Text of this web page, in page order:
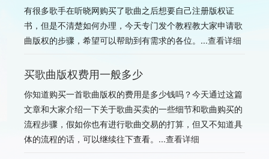
有很多歌手在听晓网购买了歌曲之后想要自己注册版权证
书，但是不清楚如何办理，今天专门发个教程教大家申请歌
曲版权的步骤，希望可以帮助到有需求的各位。...查看详细
买歌曲版权费用一般多少
你知道购买一首歌曲版权的费用是多少钱吗？今天通过这篇
文章和大家介绍一下关于歌曲买卖的一些细节和歌曲购买的
流程步骤，假如你也有进行歌曲交易的打算，但又不知道具
体的流程的话，可以继续往下查看。...查看详细